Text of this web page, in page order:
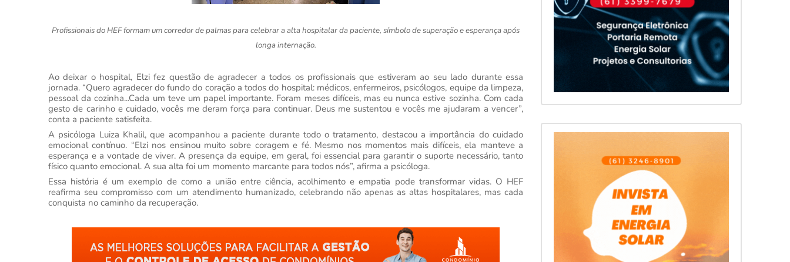
Profissionais do HEF formam um corredor de palmas para celebrar a alta hospitalar da paciente, símbolo de superação e esperança após
longa internação.
Ao deixar o hospital, Elzi fez questão de agradecer a todos os profissionais que estiveram ao seu lado durante essa
jornada. “Quero agradecer do fundo do coração a todos do hospital: médicos, enfermeiros, psicólogos, equipe da limpeza,
pessoal da cozinha...Cada um teve um papel importante. Foram meses difíceis, mas eu nunca estive sozinha. Com cada
gesto de carinho e cuidado, vocês me deram força para continuar. Deus me sustentou e vocês me ajudaram a vencer”,
conta a paciente satisfeita.
A psicóloga Luiza Khalil, que acompanhou a paciente durante todo o tratamento, destacou a importância do cuidado
emocional contínuo. “Elzi nos ensinou muito sobre coragem e fé. Mesmo nos momentos mais difíceis, ela manteve a
esperança e a vontade de viver. A presença da equipe, em geral, foi essencial para garantir o suporte necessário, tanto
físico quanto emocional. A sua alta foi um momento marcante para todos nós”, afirma a psicóloga.
Essa história é um exemplo de como a união entre ciência, acolhimento e empatia pode transformar vidas. O HEF
reafirma seu compromisso com um atendimento humanizado, celebrando não apenas as altas hospitalares, mas cada
conquista no caminho da recuperação.